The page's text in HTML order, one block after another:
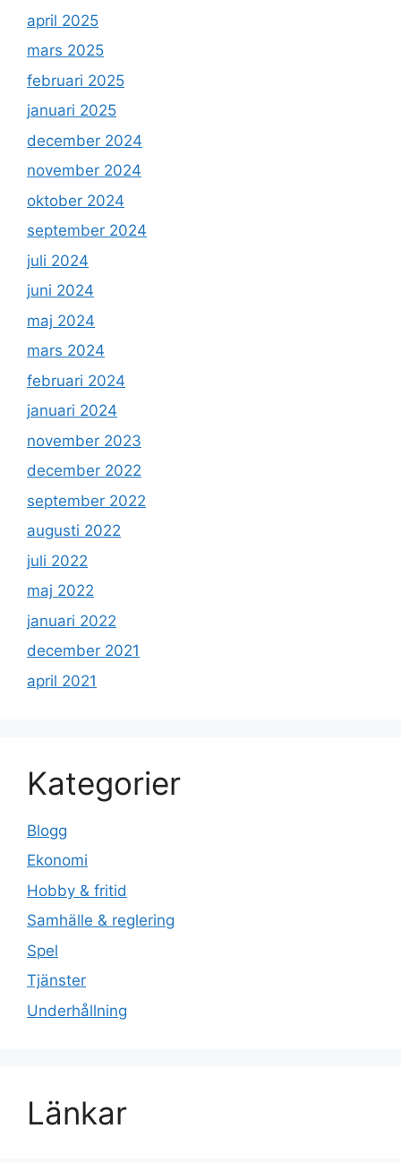
april 2025
mars 2025
februari 2025
januari 2025
december 2024
november 2024
oktober 2024
september 2024
juli 2024
juni 2024
maj 2024
mars 2024
februari 2024
januari 2024
november 2023
december 2022
september 2022
augusti 2022
juli 2022
maj 2022
januari 2022
december 2021
april 2021
Kategorier
Blogg
Ekonomi
Hobby & fritid
Samhälle & reglering
Spel
Tjänster
Underhållning
Länkar